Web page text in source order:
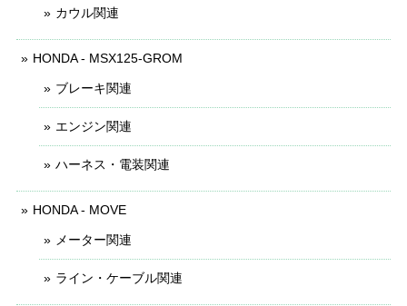
カウル関連
HONDA - MSX125-GROM
ブレーキ関連
エンジン関連
ハーネス・電装関連
HONDA - MOVE
メーター関連
ライン・ケーブル関連